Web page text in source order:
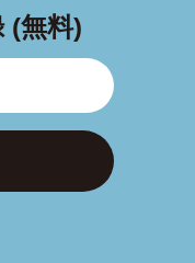
(無料)